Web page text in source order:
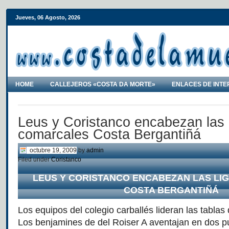
Jueves, 06 Agosto, 2026
HOME CALLEJEROS «COSTA DA MORTE» ENLACES DE
Leus y Coristanco encabezan las
comarcales Costa Bergantiñá
octubre 19, 2009byadmin
Filed underCoristanco
LEUS Y CORISTANCO ENCABEZAN LAS
COSTA BERGANTIÑÁ
Los equipos del colegio carballés lideran las tablas
Los benjamines de del Roiser A aventajan en dos